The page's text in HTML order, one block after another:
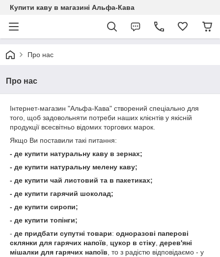
Купити каву в магазині Альфа-Кава
Про нас
Про нас
Інтернет-магазин "Альфа-Кава" створений спеціально для
того, щоб задовольняти потреби наших клієнтів у якісній
продукції всесвітньо відомих торгових марок.
Якщо Ви поставили такі питання:
- де купити натуральну каву в зернах;
- де купити натуральну мелену каву;
- де купити чай листовий та в пакетиках;
- де купити гарячий шоколад;
- де купити сиропи;
- де купити топінги;
- де придбати супутні товари: одноразові паперові
склянки для гарячих напоїв
цукор в стіку дерев'яні
мішалки для гарячих напоїв , то з радістю відповідаємо - у